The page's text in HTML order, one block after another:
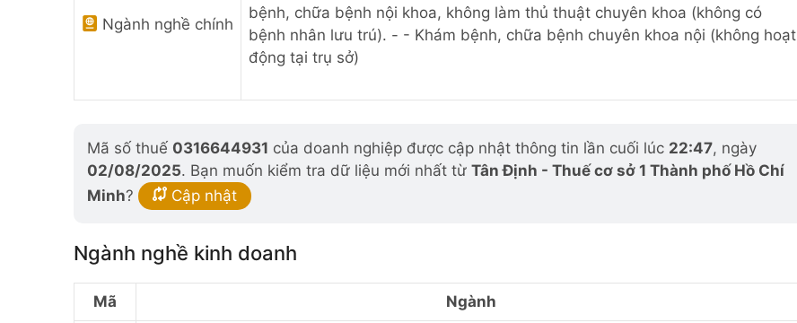
Ngành nghề chính
bệnh, chữa bệnh nội khoa, không làm thủ thuật chuyên khoa (không có
bệnh nhân lưu trú). - - Khám bệnh, chữa bệnh chuyên khoa nội (không hoạt
động tại trụ sở)
Mã số thuế 0316644931 của doanh nghiệp được cập nhật thông tin lần cuối lúc 22:47, ngày
02/08/2025. Bạn muốn kiểm tra dữ liệu mới nhất từ Tân Định - Thuế cơ sở 1 Thành phố Hồ Chí
Minh? Cập nhật
Ngành nghề kinh doanh
Mã Ngành